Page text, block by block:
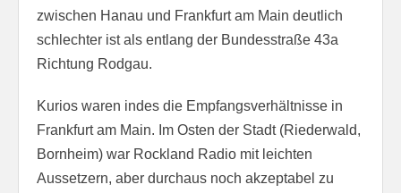
zwischen Hanau und Frankfurt am Main deutlich
schlechter ist als entlang der Bundesstraße 43a
Richtung Rodgau.
Kurios waren indes die Empfangsverhältnisse in
Frankfurt am Main. Im Osten der Stadt (Riederwald,
Bornheim) war Rockland Radio mit leichten
Aussetzern, aber durchaus noch akzeptabel zu